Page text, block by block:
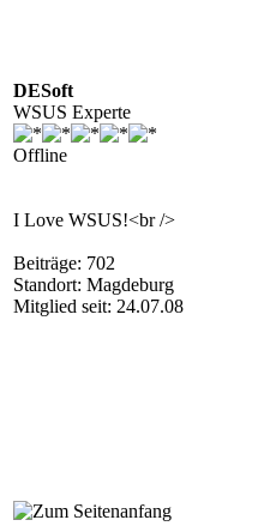
DESoft
WSUS Experte
Offline
I Love WSUS!<br />
Beiträge: 702
Standort: Magdeburg
Mitglied seit: 24.07.08